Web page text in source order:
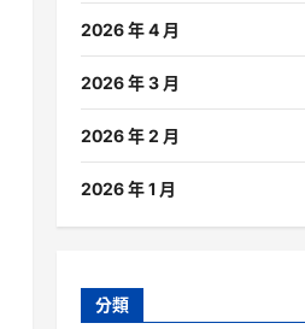
2026 年 4 月
2026 年 3 月
2026 年 2 月
2026 年 1 月
分類